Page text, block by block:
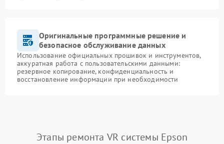
Оригинальные программные решение и
безопасное обслуживание данных
Использование официальных прошивок и инструментов,
аккуратная работа с пользовательскими данными:
резервное копирование, конфиденциальность и
восстановление информации при необходимости
Этапы ремонта VR системы Epson